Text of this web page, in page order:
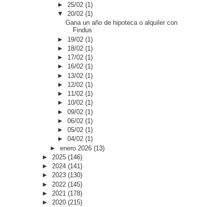
► 25/02(1)
▼20/02(1)
Gana un año de hipoteca o alquiler con
Findus
► 19/02(1)
► 18/02(1)
► 17/02(1)
► 16/02(1)
► 13/02(1)
► 12/02(1)
► 11/02(1)
► 10/02(1)
►09/02(1)
►06/02(1)
►05/02(1)
►04/02(1)
► enero 2026 (13)
► 2025 (146)
► 2024 (141)
► 2023 (130)
► 2022 (145)
► 2021 (178)
► 2020 (215)